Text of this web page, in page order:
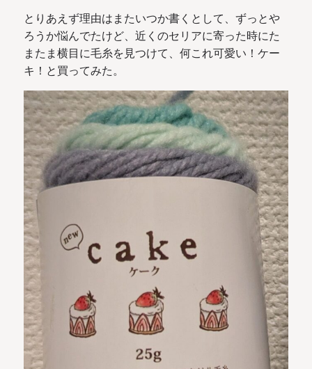
とりあえず理由はまたいつか書くとして、ずっとや
ろうか悩んでたけど、近くのセリアに寄った時にた
またま横目に毛糸を見つけて、何これ可愛い！ケー
キ！と買ってみた。